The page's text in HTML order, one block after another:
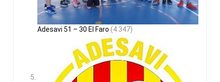
Adesavi 51 – 30 El Faro (4.347)